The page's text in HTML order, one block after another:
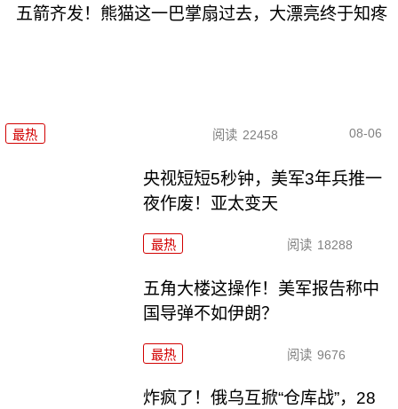
五箭齐发！熊猫这一巴掌扇过去，大漂亮终于知疼
最热 阅读 22458 08-06
央视短短5秒钟，美军3年兵推一
夜作废！亚太变天
最热 阅读 18288
五角大楼这操作！美军报告称中
国导弹不如伊朗？
最热 阅读 9676
炸疯了！俄乌互掀“仓库战”，28